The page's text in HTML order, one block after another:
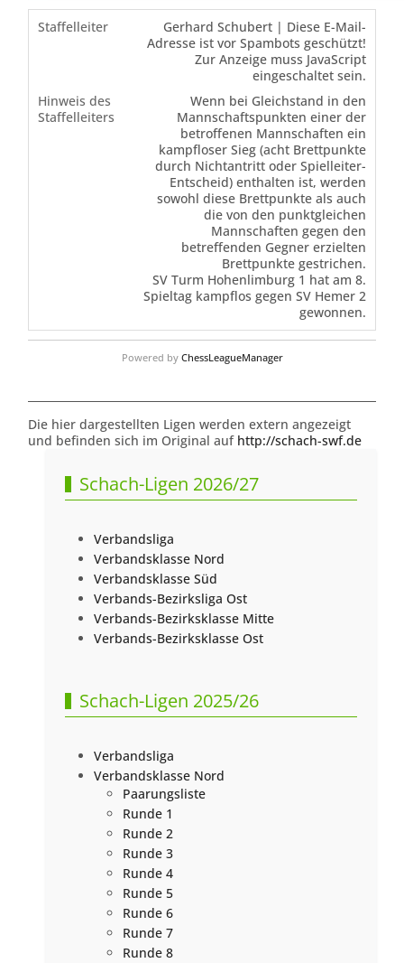
Staffelleiter Gerhard Schubert | Diese E-Mail-
Adresse ist vor Spambots geschützt!
Zur Anzeige muss JavaScript
eingeschaltet sein.
Hinweis des
Staffelleiters
Wenn bei Gleichstand in den
Mannschaftspunkten einer der
betroffenen Mannschaften ein
kampfloser Sieg (acht Brettpunkte
durch Nichtantritt oder Spielleiter-
Entscheid) enthalten ist, werden
sowohl diese Brettpunkte als auch
die von den punktgleichen
Mannschaften gegen den
betreffenden Gegner erzielten
Brettpunkte gestrichen.
SV Turm Hohenlimburg 1 hat am 8.
Spieltag kampflos gegen SV Hemer 2
gewonnen.
Powered by ChessLeagueManager
Die hier dargestellten Ligen werden extern angezeigt
und befinden sich im Original auf http://schach-swf.de
Schach-Ligen 2026/27
Verbandsliga
Verbandsklasse Nord
Verbandsklasse Süd
Verbands-Bezirksliga Ost
Verbands-Bezirksklasse Mitte
Verbands-Bezirksklasse Ost
Schach-Ligen 2025/26
Verbandsliga
Verbandsklasse Nord
Paarungsliste
Runde 1
Runde 2
Runde 3
Runde 4
Runde 5
Runde 6
Runde 7
Runde 8